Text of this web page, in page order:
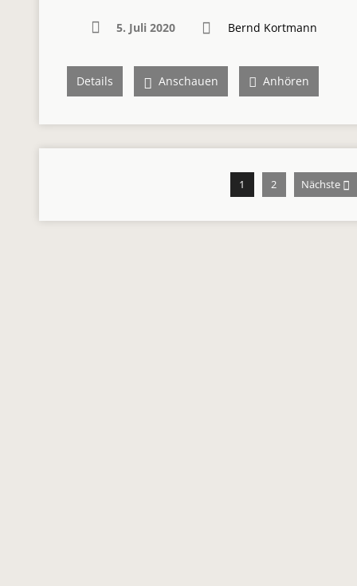
5. Juli 2020 Bernd Kortmann
Details Anschauen Anhören
1 2 Nächste